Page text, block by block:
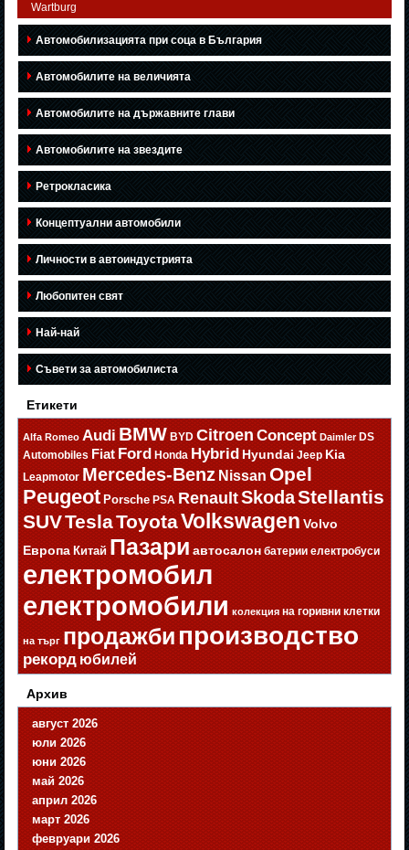
Wartburg
Автомобилизацията при соца в България
Автомобилите на величията
Автомобилите на държавните глави
Автомобилите на звездите
Ретрокласика
Концептуални автомобили
Личности в автоиндустрията
Любопитен свят
Най-най
Съвети за автомобилиста
Етикети
Alfa Romeo Audi BMW BYD Citroen Concept Daimler DS
Automobiles Fiat Ford Honda Hybrid Hyundai Jeep Kia
Leapmotor Mercedes-Benz Nissan Opel
Peugeot Porsche PSA RenaultSkodaStellantis
SUVTeslaToyotaVolkswagen Volvo
Европа Китай Пазари автосалон батерии електробуси
електромобил
електромобили колекция на горивни клетки
на търг продажбипроизводство
рекорд юбилей
Архив
август 2026
юли 2026
юни 2026
май 2026
април 2026
март 2026
февруари 2026